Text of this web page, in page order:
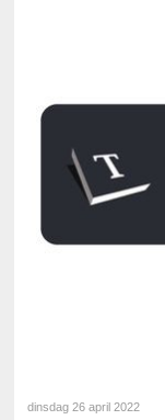
dinsdag 26 april 2022